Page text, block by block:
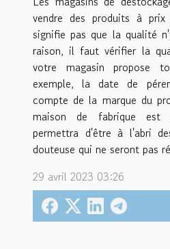
vendre des produits à
signifie pas que la qualité
raison, il faut vérifier la
votre magasin propose
exemple, la date de
compte de la marque du
maison de fabrique est
permettra d'être à l'abri
douteuse qui ne seront pas
29 avril 2023 03:26